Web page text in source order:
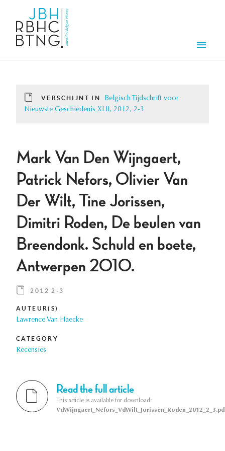
VERSCHIJNT IN
Belgisch Tijdschrift voor
Nieuwste Geschiedenis XLII, 2012, 2-3
Mark Van Den Wijngaert,
Patrick Nefors, Olivier Van
Der Wilt, Tine Jorissen,
Dimitri Roden, De beulen van
Breendonk. Schuld en boete,
Antwerpen 2010.
2012 2-3
AUTEUR(S)
Lawrence Van Haecke
CATEGORY
Recensies
Read the full article
This article is available for download: